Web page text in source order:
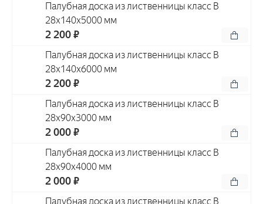
Палубная доска из лиственницы класс В
28x140x5000 мм
2 200 ₽
Палубная доска из лиственницы класс В
28x140x6000 мм
2 200 ₽
Палубная доска из лиственницы класс В
28x90x3000 мм
2 000 ₽
Палубная доска из лиственницы класс В
28x90x4000 мм
2 000 ₽
Палубная доска из лиственницы класс В